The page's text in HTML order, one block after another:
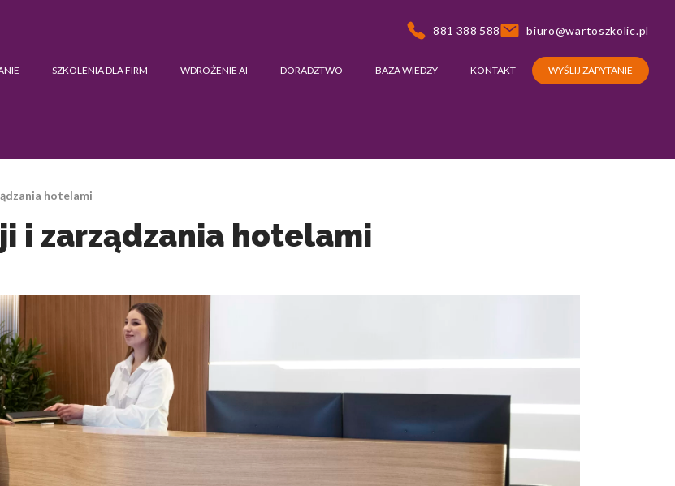
881 388 588 biuro@wartoszkolic.pl
SZKOLENIA DLA FIRM WDROŻENIE AI DORADZTWO BAZA WIEDZY KONTAKT WYŚLIJ ZAPYTANIE
hotelami
i zarządzania hotelami